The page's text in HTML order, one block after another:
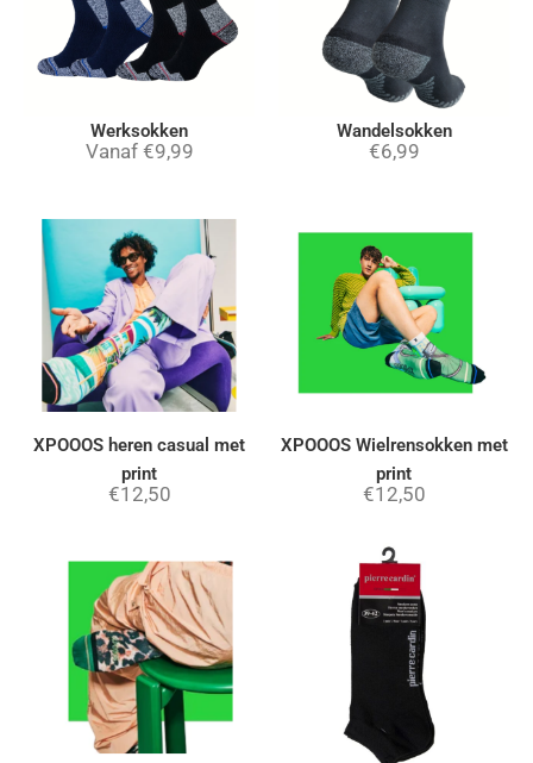
Werksokken
Vanaf €9,99
Wandelsokken
€6,99
XPOOOS heren casual met
print
€12,50
XPOOOS Wielrensokken met
print
€12,50